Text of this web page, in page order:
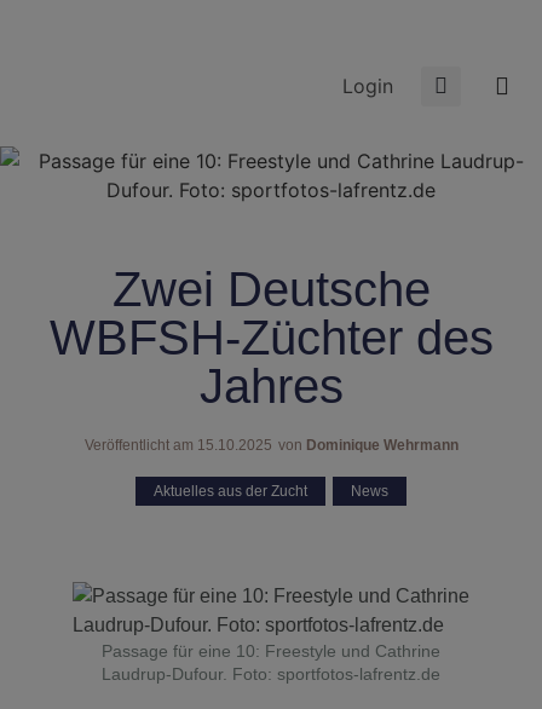
Login
Zwei Deutsche
WBFSH-Züchter des
Jahres
Veröffentlicht am 15.10.2025 von Dominique Wehrmann
Aktuelles aus der Zucht News
Passage für eine 10: Freestyle und Cathrine
Laudrup-Dufour. Foto: sportfotos-lafrentz.de